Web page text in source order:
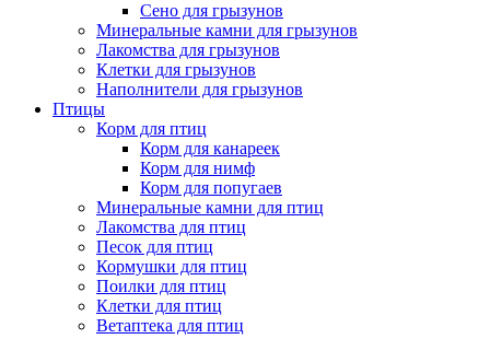
Сено для грызунов
Минеральные камни для грызунов
Лакомства для грызунов
Клетки для грызунов
Наполнители для грызунов
Птицы
Корм для птиц
Корм для канареек
Корм для нимф
Корм для попугаев
Минеральные камни для птиц
Лакомства для птиц
Песок для птиц
Кормушки для птиц
Поилки для птиц
Клетки для птиц
Ветаптека для птиц